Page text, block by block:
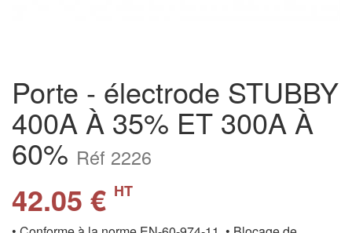
Porte - électrode STUBBY
400A À 35% ET 300A À
60% Réf 2226
42.05 € HT